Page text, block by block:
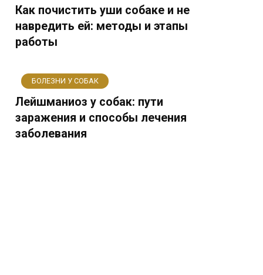
Как почистить уши собаке и не
навредить ей: методы и этапы
работы
БОЛЕЗНИ У СОБАК
Лейшманиоз у собак: пути
заражения и способы лечения
заболевания